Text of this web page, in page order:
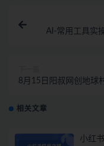
AI-常用工具实
8月15日阳叔网创地球
相关文章
小红